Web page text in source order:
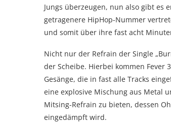
Jungs überzeugen, nun also gibt es
getragenere HipHop-Nummer
und somit über ihre fast acht
Nicht nur der Refrain der Single
der Scheibe. Hierbei kommen
Gesänge, die in fast alle Tracks
eine explosive Mischung aus Metal
Mitsing-Refrain zu bieten, dessen
eingedämpft wird.